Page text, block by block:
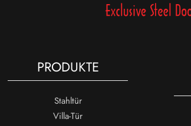
PRODUKTE
Stahltür
Villa-Tür